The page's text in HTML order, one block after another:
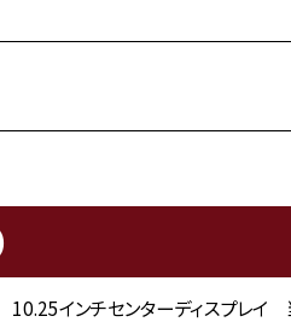
10.25インチセンターディスプレ